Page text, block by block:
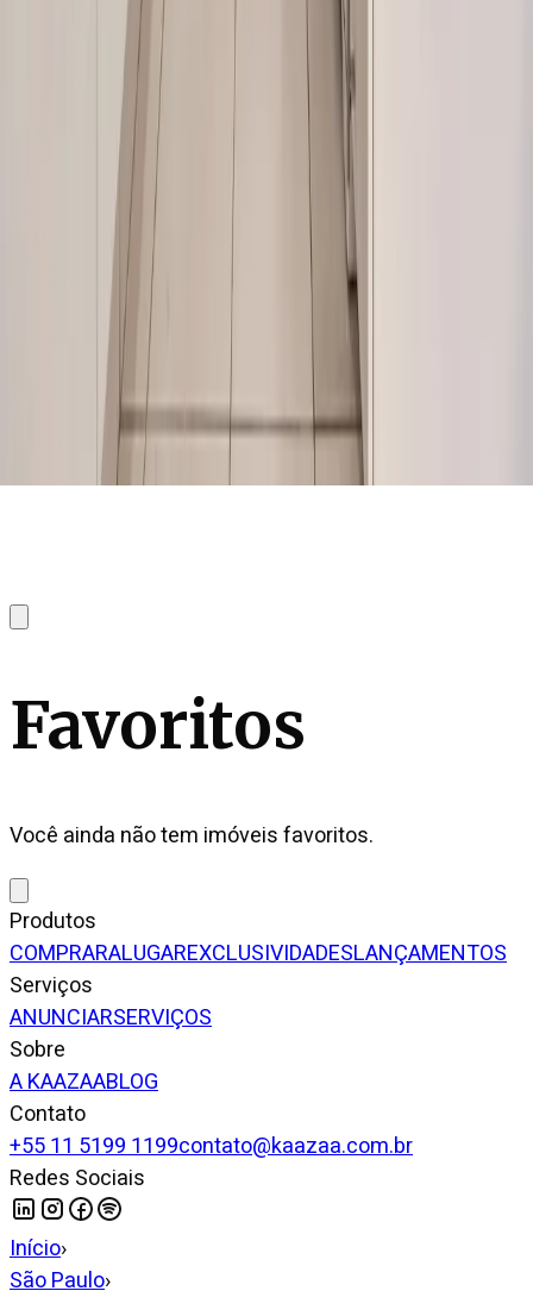
Favoritos
Você ainda não tem imóveis favoritos.
Produtos
COMPRARALUGAREXCLUSIVIDADESLANÇAMENTOS
Serviços
ANUNCIARSERVIÇOS
Sobre
A KAAZAABLOG
Contato
+55 11 5199 1199contato@kaazaa.com.br
Redes Sociais
Início›
São Paulo›